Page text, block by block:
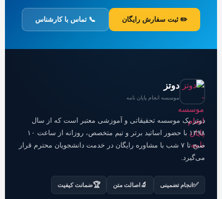
✏️ ثبت سفارش رایگان 📞 تماس با کارشناس
دوتز
موسسه انجام پایان نامه
دوتز یک موسسه تحقیقاتی و آموزشی معتبر است که از سال
۱۳۹۸ با حضور اساتید برتر و تیم متخصص، روزانه از ساعت ۱۰
صبح تا ۷ شب با مشاوره رایگان در خدمت دانشجویان محترم قرار
می‌گیرد.
✅انجام تضمینی 🔬اصالت متن 🏆ضمانت کیفیت